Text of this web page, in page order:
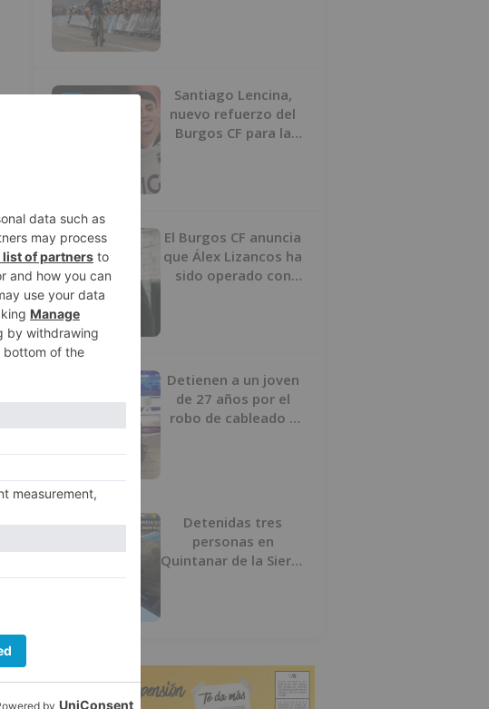
Santiago Lencina,
nuevo refuerzo del
Burgos CF para la
3
El Burgos CF anuncia
que Álex Lizancos ha
sido operado con
Detienen a un joven
de 27 años por el
robo de cableado y
Detenidas tres
personas en
Quintanar de la Sierra